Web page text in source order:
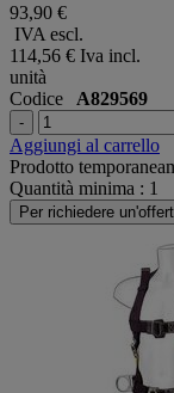
93,90 €
IVA escl.
114,56 € Iva incl.
unità
Codice A829569
-
Aggiungi al carrello
Prodotto
Quantità minima : 1
Per richiedere